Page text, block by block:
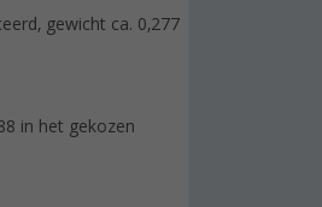
gewicht ca. 0,277
in het gekozen